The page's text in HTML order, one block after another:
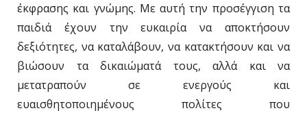
έκφρασης και γνώμης. Με αυτή την προσέγγιση τα
παιδιά έχουν την ευκαιρία να αποκτήσουν
δεξιότητες, να καταλάβουν, να κατακτήσουν και να
βιώσουν τα δικαιώματά τους, αλλά και να
μετατραπούν σε ενεργούς και
ευαισθητοποιημένους πολίτες που